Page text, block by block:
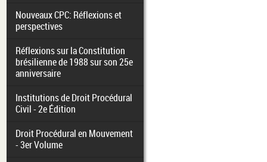
Nouveaux CPC: Réflexions et
perspectives
Réflexions sur la Constitution
brésilienne de 1988 sur son 25e
anniversaire
Institutions de Droit Procédural
Civil - 2e Édition
Droit Procédural en Mouvement
- 3er Volume